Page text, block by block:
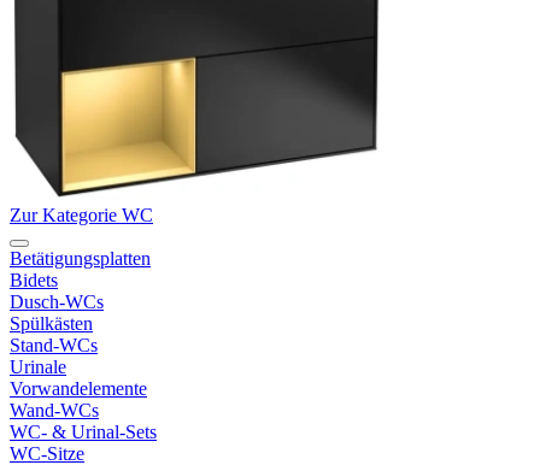
Zur Kategorie WC
Betätigungsplatten
Bidets
Dusch-WCs
Spülkästen
Stand-WCs
Urinale
Vorwandelemente
Wand-WCs
WC- & Urinal-Sets
WC-Sitze